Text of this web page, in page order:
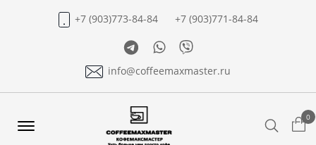
+7 (903)773-84-84
+7 (903)771-84-84
TelegramWhatsapp
Viber
info@coffeemaxmaster.ru
0